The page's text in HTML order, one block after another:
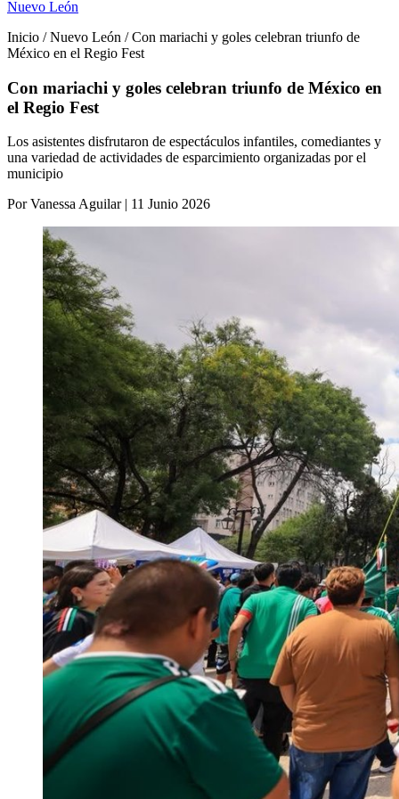
Nuevo León
Inicio / Nuevo León / Con mariachi y goles celebran triunfo de
México en el Regio Fest
Con mariachi y goles celebran triunfo de México en
el Regio Fest
Los asistentes disfrutaron de espectáculos infantiles, comediantes y
una variedad de actividades de esparcimiento organizadas por el
municipio
Por Vanessa Aguilar | 11 Junio 2026